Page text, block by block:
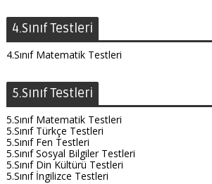
4.Sınıf Testleri
4.Sınıf Matematik Testleri
5.Sınıf Testleri
5.Sınıf Matematik Testleri
5.Sınıf Türkçe Testleri
5.Sınıf Fen Testleri
5.Sınıf Sosyal Bilgiler Testleri
5.Sınıf Din Kültürü Testleri
5.Sınıf İngilizce Testleri